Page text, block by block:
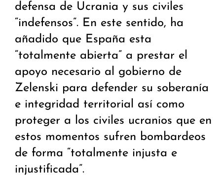
defensa de Ucrania y sus civiles
“indefensos”. En este sentido, ha
añadido que España esta
“totalmente abierta” a prestar el
apoyo necesario al gobierno de
Zelenski para defender su soberanía
e integridad territorial así como
proteger a los civiles ucranios que en
estos momentos sufren bombardeos
de forma “totalmente injusta e
injustificada”.